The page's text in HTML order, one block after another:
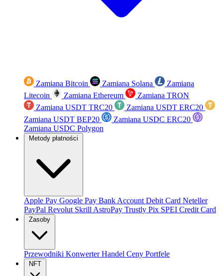
Zamiana Bitcoin Zamiana Solana
Zamiana
Litecoin
Zamiana Ethereum
Zamiana TRON
Zamiana USDT TRC20
Zamiana USDT ERC20
Zamiana USDT BEP20
Zamiana USDC ERC20
Zamiana USDC Polygon
Metody płatności
Apple Pay Google Pay Bank Account Debit Card Neteller
PayPal Revolut Skrill AstroPay Trustly Pix SPEI Credit Card
Zasoby
Przewodniki KonwerterHandel Ceny Portfele
NFT